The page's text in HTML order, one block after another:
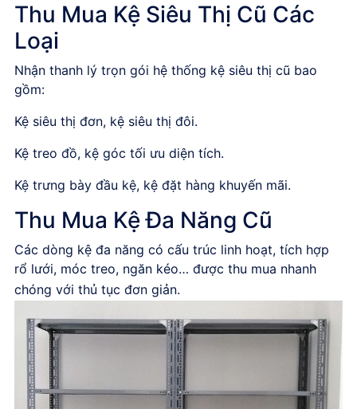
Thu Mua Kệ Siêu Thị Cũ Các
Loại
Nhận thanh lý trọn gói hệ thống kệ siêu thị cũ bao
gồm:
Kệ siêu thị đơn, kệ siêu thị đôi.
Kệ treo đồ, kệ góc tối ưu diện tích.
Kệ trưng bày đầu kệ, kệ đặt hàng khuyến mãi.
Thu Mua Kệ Đa Năng Cũ
Các dòng kệ đa năng có cấu trúc linh hoạt, tích hợp
rổ lưới, móc treo, ngăn kéo… được thu mua nhanh
chóng với thủ tục đơn giản.